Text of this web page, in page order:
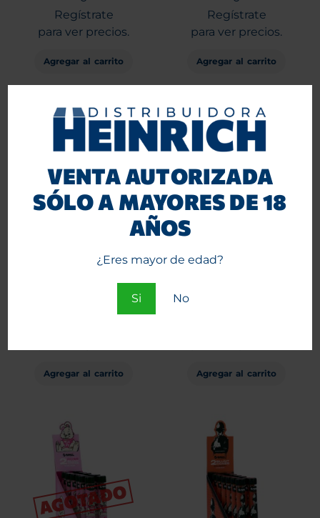
VENTA AUTORIZADA
SÓLO A MAYORES DE 18
AÑOS
¿Eres mayor de edad?
Si No
Regístrate
para ver precios.
Agregar al carrito
Regístrate
para ver precios.
Agregar al carrito
G-Rollz Hemp Wraps X 4
Tutti Fruti 15 Unid. PR1516E
Agregar al carrito
Tabaco XXX Natural 40
Agregar al carrito